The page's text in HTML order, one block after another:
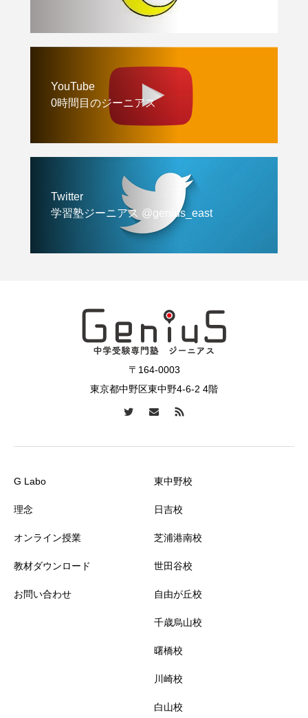
YouTube
0時間目のジーニアス
Twitter
学習塾ジーニアス @genius_east
〒164-0003
東京都中野区東中野4-6-2 4階
G Labo
理念
オンライン授業
教材ダウンロード
お問い合わせ
東中野校
日吉校
芝浦港南校
世田谷校
自由が丘校
千歳烏山校
曙橋校
川崎校
白山校